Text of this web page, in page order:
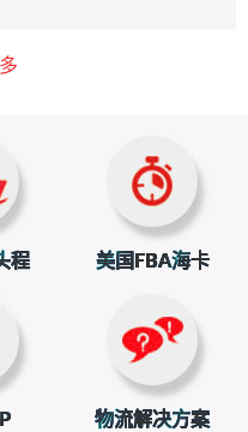
2026-06-05
门槛，跨境电商大
2026-06-03
涌入，美国急了
2026-06-01
响你的生意
4 下一页 尾页
程 美国FBA海卡
物流解决方案